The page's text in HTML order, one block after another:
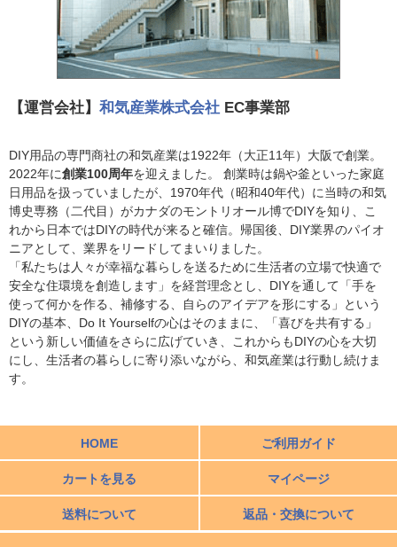
【運営会社】 和気産業株式会社 EC事業部
DIY用品の専門商社の和気産業は1922年（大正11年）大阪で創業。
2022年に創業100周年を迎えました。 創業時は鍋や釜といった家庭
日用品を扱っていましたが、1970年代（昭和40年代）に当時の和気
博史専務（二代目）がカナダのモントリオール博でDIYを知り、こ
れから日本ではDIYの時代が来ると確信。帰国後、DIY業界のパイオ
ニアとして、業界をリードしてまいりました。
「私たちは人々が幸福な暮らしを送るために生活者の立場で快適で
安全な住環境を創造します」を経営理念とし、DIYを通して「手を
使って何かを作る、補修する、自らのアイデアを形にする」という
DIYの基本、Do It Yourselfの心はそのままに、「喜びを共有する」
という新しい価値をさらに広げていき、これからもDIYの心を大切
にし、生活者の暮らしに寄り添いながら、和気産業は行動し続けま
す。
HOME ご利用ガイド
カートを見る マイページ
送料について 返品・交換について